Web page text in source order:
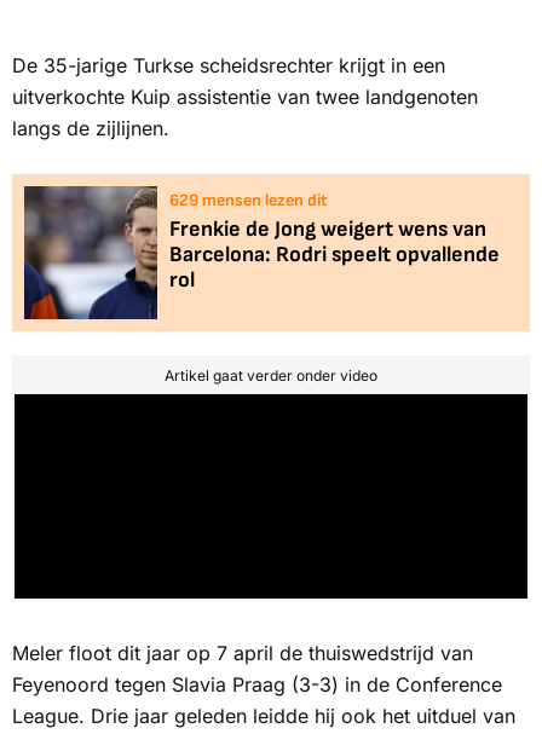
De 35-jarige Turkse scheidsrechter krijgt in een
uitverkochte Kuip assistentie van twee landgenoten
langs de zijlijnen.
626mensen lezen dit
Frenkie de Jong weigert wens van
Barcelona: Rodri speelt opvallende
rol
Artikel gaat verder onder video
Meler floot dit jaar op 7 april de thuiswedstrijd van
Feyenoord tegen Slavia Praag (3-3) in de Conference
League. Drie jaar geleden leidde hij ook het uitduel van